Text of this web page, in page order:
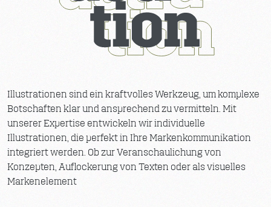
Illustrationen sind ein kraftvolles Werkzeug, um komplexe
Botschaften klar und ansprechend zu vermitteln. Mit
unserer Expertise entwickeln wir individuelle
Illustrationen, die perfekt in Ihre Markenkommunikation
integriert werden. Ob zur Veranschaulichung von
Konzepten, Auflockerung von Texten oder als visuelles
Markenelement